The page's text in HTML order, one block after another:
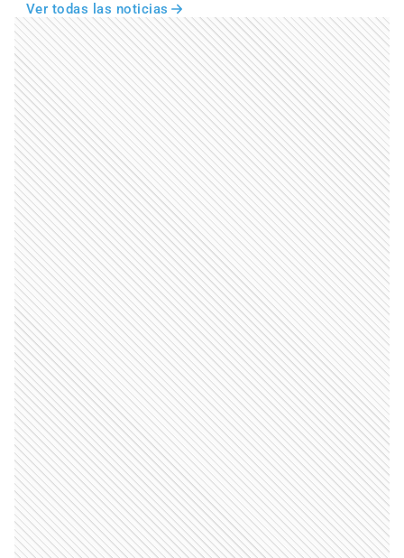
Ver todas las noticias